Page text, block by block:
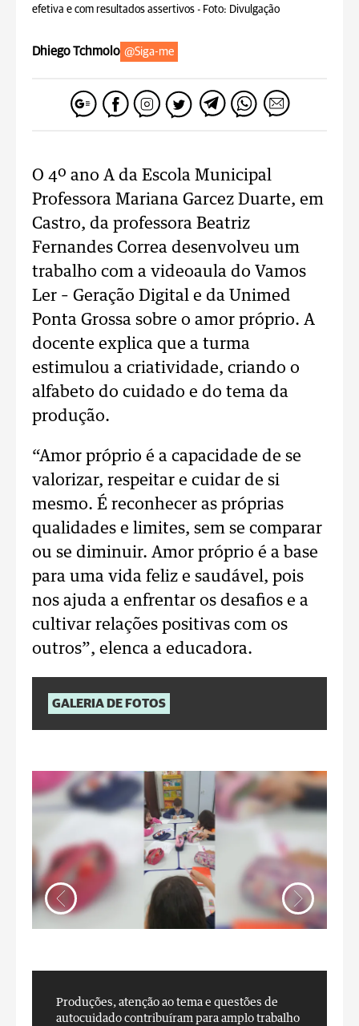
efetiva e com resultados assertivos - Foto: Divulgação
Dhiego Tchmolo @Siga-me
O 4º ano A da Escola Municipal
Professora Mariana Garcez Duarte, em
Castro, da professora Beatriz
Fernandes Correa desenvolveu um
trabalho com a videoaula do Vamos
Ler – Geração Digital e da Unimed
Ponta Grossa sobre o amor próprio. A
docente explica que a turma
estimulou a criatividade, criando o
alfabeto do cuidado e do tema da
produção.
“Amor próprio é a capacidade de se
valorizar, respeitar e cuidar de si
mesmo. É reconhecer as próprias
qualidades e limites, sem se comparar
ou se diminuir. Amor próprio é a base
para uma vida feliz e saudável, pois
nos ajuda a enfrentar os desafios e a
cultivar relações positivas com os
outros”, elenca a educadora.
GALERIA DE FOTOS
Produções, atenção ao tema e questões de
autocuidado contribuíram para amplo trabalho